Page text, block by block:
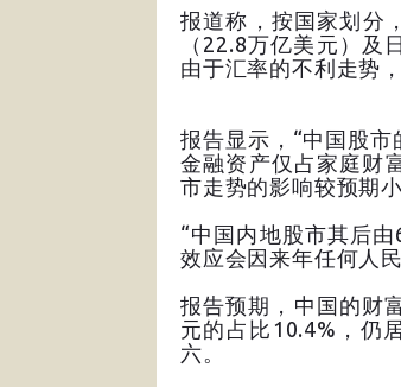
报道称，按国家划分
（22.8万亿美元）
由于汇率的不利走势
报告显示，“中国股
金融资产仅占家庭财
市走势的影响较预期
“中国内地股市其后
效应会因来年任何人
报告预期，中国的财
元的占比10.4%，仍
六。